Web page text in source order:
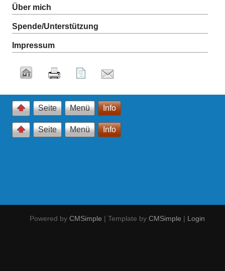
Über mich
Spende/Unterstützung
Impressum
Seite Menü Info
Seite Menü Info
Powered by CMSimple | Template by CMSimple | Login